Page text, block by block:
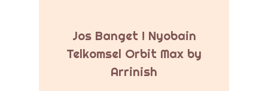
Jos Banget ! Nyobain
Telkomsel Orbit Max by
Arrinish